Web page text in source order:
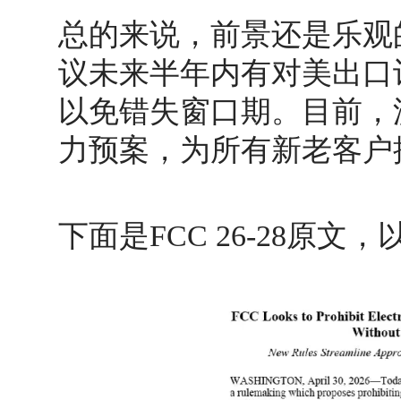
总的来说，前景还是乐
议未来半年内有对美出
以免错失窗口期。目前
力预案，为所有新老客
下面是FCC 26-28原文，